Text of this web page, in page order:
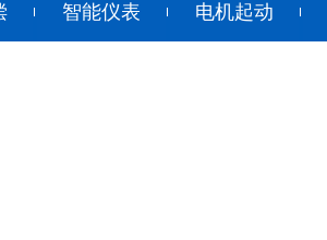
智能仪表 电机起动